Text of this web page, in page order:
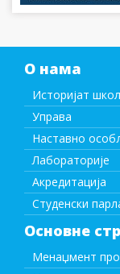
О нама
Историјат
Управа
Наставно
Лабораторије
Акредитација
Студенски
Основне
Менаџмент